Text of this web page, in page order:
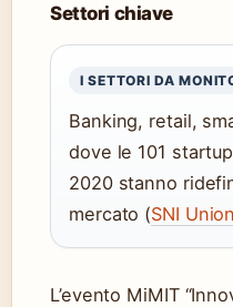
Settori chiave
I SETTORI DA
Banking, retail,
dove le 101
2020 stanno
mercato (SNI
L’evento MiMIT